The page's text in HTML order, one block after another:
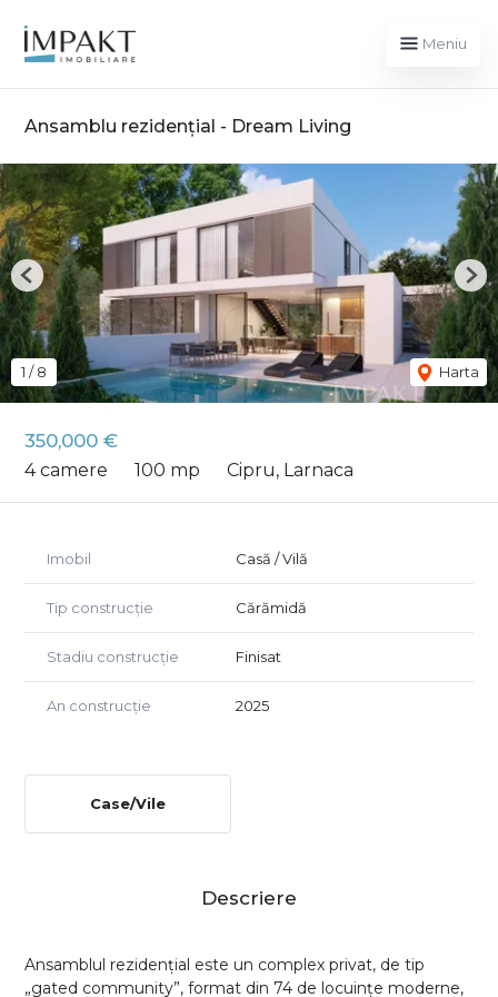
Meniu
Ansamblu rezidențial - Dream Living
350,000 €
4 camere 100 mp Cipru, Larnaca
1 /8 Harta
Previous
Imobil Casă / Vilă
Tip construcție Cărămidă
Stadiu construcție Finisat
An construcție 2025
Case/Vile
Descriere
Ansamblul rezidențial este un complex privat, de tip
„gated community”, format din 74 de locuințe moderne,